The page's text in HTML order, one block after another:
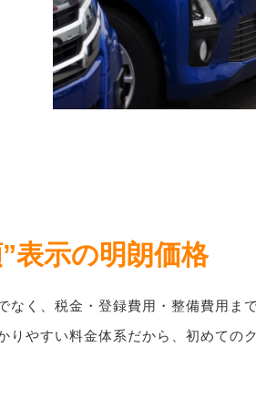
表示の明朗価格
なく、税金・登録費用・整備費用ま
りやすい料金体系だから、初めての